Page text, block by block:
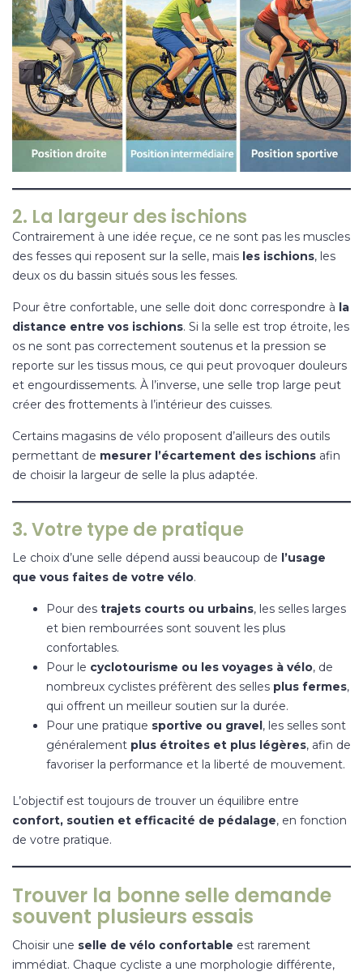
2. La largeur des ischions
Contrairement à une idée reçue, ce ne sont pas les muscles
des fesses qui reposent sur la selle, mais les ischions, les
deux os du bassin situés sous les fesses.
Pour être confortable, une selle doit donc correspondre à la
distance entre vos ischions. Si la selle est trop étroite, les
os ne sont pas correctement soutenus et la pression se
reporte sur les tissus mous, ce qui peut provoquer douleurs
et engourdissements. À l’inverse, une selle trop large peut
créer des frottements à l’intérieur des cuisses.
Certains magasins de vélo proposent d’ailleurs des outils
permettant de mesurer l’écartement des ischions afin
de choisir la largeur de selle la plus adaptée.
3. Votre type de pratique
Le choix d’une selle dépend aussi beaucoup de l’usage
que vous faites de votre vélo.
Pour des trajets courts ou urbains, les selles larges
et bien rembourrées sont souvent les plus
confortables.
Pour le cyclotourisme ou les voyages à vélo, de
nombreux cyclistes préfèrent des selles plus fermes,
qui offrent un meilleur soutien sur la durée.
Pour une pratique sportive ou gravel, les selles sont
généralement plus étroites et plus légères, afin de
favoriser la performance et la liberté de mouvement.
L’objectif est toujours de trouver un équilibre entre
confort, soutien et efficacité de pédalage, en fonction
de votre pratique.
Trouver la bonne selle demande
souvent plusieurs essais
Choisir une selle de vélo confortable est rarement
immédiat. Chaque cycliste a une morphologie différente,